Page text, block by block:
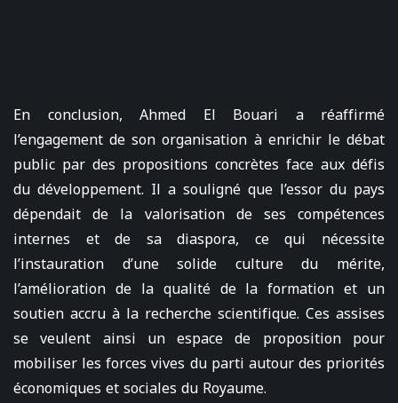
En conclusion, Ahmed El Bouari a réaffirmé
l’engagement de son organisation à enrichir le débat
public par des propositions concrètes face aux défis
du développement. Il a souligné que l’essor du pays
dépendait de la valorisation de ses compétences
internes et de sa diaspora, ce qui nécessite
l’instauration d’une solide culture du mérite,
l’amélioration de la qualité de la formation et un
soutien accru à la recherche scientifique. Ces assises
se veulent ainsi un espace de proposition pour
mobiliser les forces vives du parti autour des priorités
économiques et sociales du Royaume.